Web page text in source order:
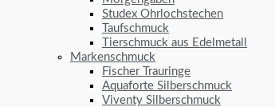
Studex Ohrlochstechen
Taufschmuck
Tierschmuck aus Edelmetall
Markenschmuck
Fischer Trauringe
Aquaforte Silberschmuck
Viventy Silberschmuck